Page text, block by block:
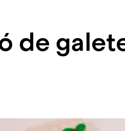
de